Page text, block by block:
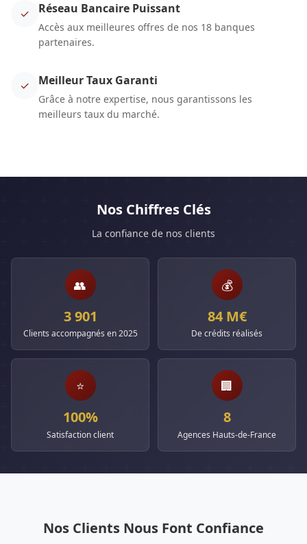
✓ Réseau Bancaire Puissant
Accès aux meilleures offres de nos 18 banques
partenaires.
✓ Meilleur Taux Garanti
Grâce à notre expertise, nous garantissons les
meilleurs taux du marché.
Nos Chiffres Clés
La confiance de nos clients
👥
3 901
Clients accompagnés en 2025
💰
84 M€
De crédits réalisés
⭐
100%
Satisfaction client
🏢
8
Agences Hauts-de-France
Nos Clients Nous Font Confiance